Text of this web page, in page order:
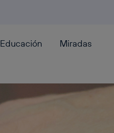
Educación
Miradas